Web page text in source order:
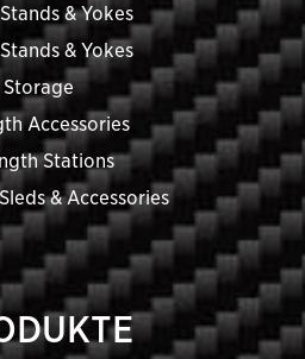
& Yokes
& Yokes
Storage
Accessories
Stations
& Accessories